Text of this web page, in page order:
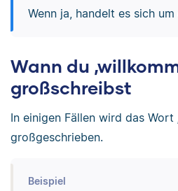
Wenn ja, handelt es sich
Wann du
großschreibst
In einigen Fällen wird das Wort
großgeschrieben.
Beispiel